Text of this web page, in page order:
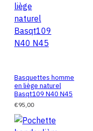
Basquettes homme
en liège naturel
Basqt109 N40 N45
€95,00